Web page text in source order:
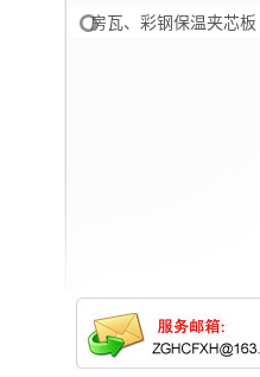
房瓦、彩钢保温夹芯板